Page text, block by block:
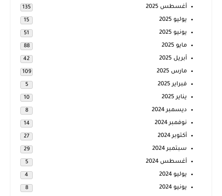
أغسطس 2025 135
يوليو 2025 15
يونيو 2025 51
مايو 2025 88
أبريل 2025 42
مارس 2025 109
فبراير 2025 5
يناير 2025 10
ديسمبر 2024 8
نوفمبر 2024 14
أكتوبر 2024 27
سبتمبر 2024 29
أغسطس 2024 5
يوليو 2024 4
يونيو 2024 8